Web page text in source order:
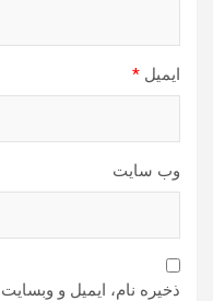
ایمیل *
وب‌ سایت
ذخیره نام، ایمیل و